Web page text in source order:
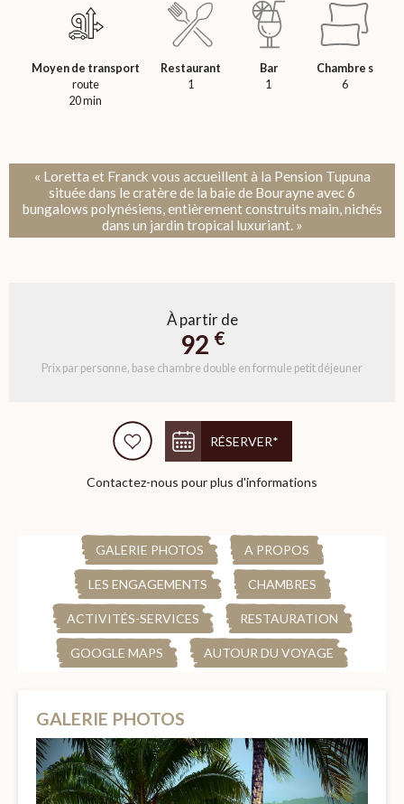
Moyen de transport
route
20 min
Restaurant
1
Bar
1
Chambre s
6
« Loretta et Franck vous accueillent à la Pension Tupuna
située dans le cratère de la baie de Bourayne avec 6
bungalows polynésiens, entièrement construits main, nichés
dans un jardin tropical luxuriant. »
À partir de
92 €
Prix par personne, base chambre double en formule petit déjeuner
RÉSERVER*
Contactez-nous pour plus d'informations
GALERIE PHOTOS A PROPOS
LES ENGAGEMENTS CHAMBRES
ACTIVITÉS-SERVICES RESTAURATION
GOOGLE MAPS AUTOUR DU VOYAGE
GALERIE PHOTOS